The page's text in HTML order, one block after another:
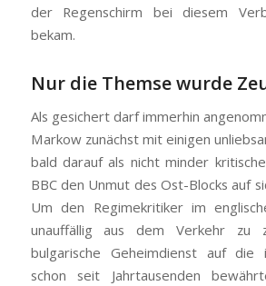
der Regenschirm bei diesem
bekam.
Nur die Themse wurde
Als gesichert darf immerhin
Markow zunächst mit einigen
bald darauf als nicht minder
BBC den Unmut des Ost-Blocks auf
Um den Regimekritiker im
unauffällig aus dem Verkehr zu
bulgarische Geheimdienst auf die
schon seit Jahrtausenden